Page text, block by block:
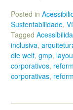
Posted in
Sustentabilidade,
Tagged
inclusiva,
die welt, gmp,
corporativos,
corporativas,